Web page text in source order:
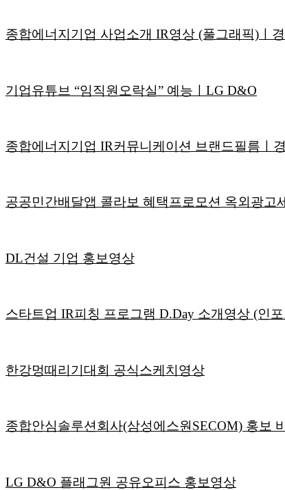
종합에너지기업 사업소개 IR영상 (풀그래픽)ㅣ경
기업유튜브 “임직원오락실” 예능ㅣLG D&O
종합에너지기업 IR커뮤니케이션 브랜드필름ㅣ
공공민간배달앱 콜라보 혜택프로모션 옥외광고
DL건설 기업 홍보영상
스타트업 IR피칭 프로그램 D.Day 소개영상 (인
한강멍때리기대회 공식스케치영상
종합안심솔루션회사(삼성에스원SECOM) 홍보
LG D&O 플래그원 공유오피스 홍보영상